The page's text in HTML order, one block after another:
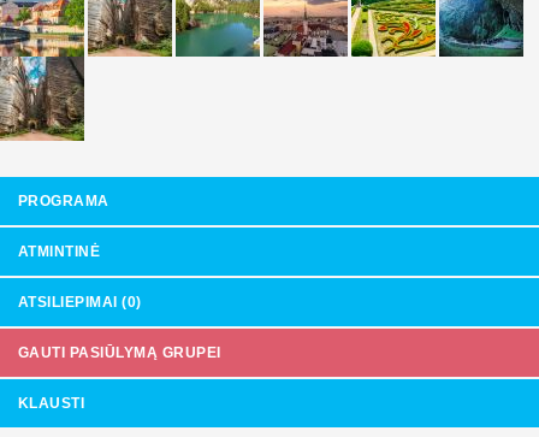
PROGRAMA
ATMINTINĖ
ATSILIEPIMAI (0)
GAUTI PASIŪLYMĄ GRUPEI
KLAUSTI